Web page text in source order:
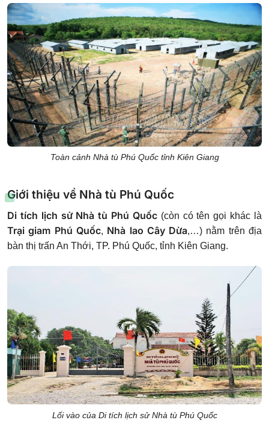
Toàn cảnh Nhà tù Phú Quốc tỉnh Kiên Giang
Giới thiệu về Nhà tù Phú Quốc
Di tích lịch sử Nhà tù Phú Quốc(còn có tên gọi khác là
Trại giam Phú Quốc, Nhà lao Cây Dừa,…) nằm trên địa
bàn thị trấn An Thới, TP. Phú Quốc, tỉnh Kiên Giang.
Lối vào của Di tích lịch sử Nhà tù Phú Quốc